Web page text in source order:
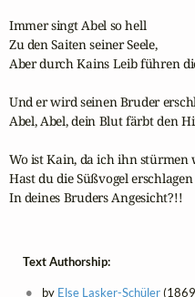
Immer singt Abel so hell
Zu den Saiten seiner Seele,
Aber durch Kains Leib führen
Und er wird seinen Bruder
Abel, Abel, dein Blut färbt den
Wo ist Kain, da ich ihn stürmen
Hast du die Süßvogel erschlagen
In deines Bruders Angesicht?!!
Text Authorship:
by Else Lasker-Schüler(1869